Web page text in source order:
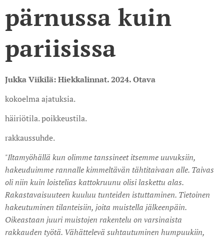
pärnussa kuin
pariisissa
Jukka Viikilä: Hiekkalinnat. 2024. Otava
kokoelma ajatuksia.
häiriötila. poikkeustila.
rakkaussuhde.
"Iltamyöhällä kun olimme tanssineet itsemme uuvuksiin,
hakeuduimme rannalle kimmeltävän tähtitaivaan alle. Taivas
oli niin kuin loistelias katto­kruunu olisi laskettu alas.
Rakastavaisuuteen kuuluu tunteiden istuttaminen. Tietoinen
hakeutuminen tilanteisiin, joita muistella jälkeenpäin.
Oikeastaan juuri muistojen rakentelu on varsinaista
rakkauden työtä. Vähättelevä suhtautuminen humpuukiin,